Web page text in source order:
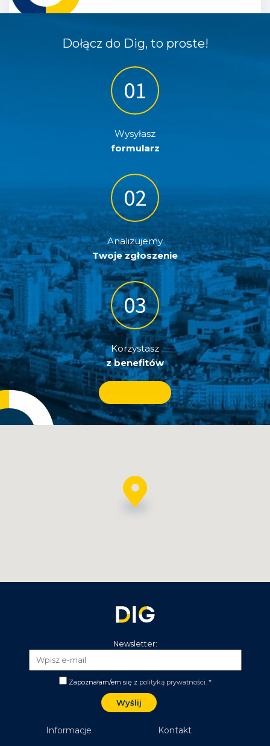
Godziny pracy biura DIG
Szanowni Państwo, uprzejmie informujemy, że
biuro DIG jest czynne od……
Czytaj więcej
Lista webinarów marzec/kwiecień 2021
3 000 przedsiębiorców z całej Polski
wzięło udział w 11. edycji Akademii e-
Dołącz do Dig, to proste!
Wysyłasz
formularz
Analizujemy
Twoje zgłoszenie
Korzystasz
z benefitów
Newsletter:
Zapoznałam/em się z polityką prywatności . *
Informacje Kontakt